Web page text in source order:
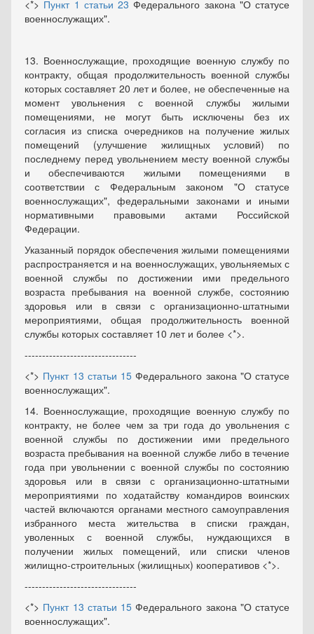
<*> Пункт 1 статьи 23 Федерального закона "О статусе
военнослужащих".
13. Военнослужащие, проходящие военную службу по
контракту, общая продолжительность военной службы
которых составляет 20 лет и более, не обеспеченные на
момент увольнения с военной службы жилыми
помещениями, не могут быть исключены без их
согласия из списка очередников на получение жилых
помещений (улучшение жилищных условий) по
последнему перед увольнением месту военной службы
и обеспечиваются жилыми помещениями в
соответствии с Федеральным законом "О статусе
военнослужащих", федеральными законами и иными
нормативными правовыми актами Российской
Федерации.
Указанный порядок обеспечения жилыми помещениями
распространяется и на военнослужащих, увольняемых с
военной службы по достижении ими предельного
возраста пребывания на военной службе, состоянию
здоровья или в связи с организационно-штатными
мероприятиями, общая продолжительность военной
службы которых составляет 10 лет и более <*>.
--------------------------------
<*> Пункт 13 статьи 15 Федерального закона "О статусе
военнослужащих".
14. Военнослужащие, проходящие военную службу по
контракту, не более чем за три года до увольнения с
военной службы по достижении ими предельного
возраста пребывания на военной службе либо в течение
года при увольнении с военной службы по состоянию
здоровья или в связи с организационно-штатными
мероприятиями по ходатайству командиров воинских
частей включаются органами местного самоуправления
избранного места жительства в списки граждан,
уволенных с военной службы, нуждающихся в
получении жилых помещений, или списки членов
жилищно-строительных (жилищных) кооперативов <*>.
--------------------------------
<*> Пункт 13 статьи 15 Федерального закона "О статусе
военнослужащих".